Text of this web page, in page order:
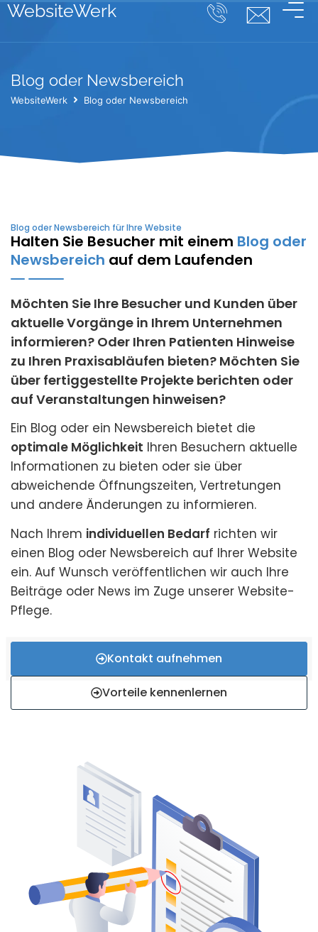
WebsiteWerk
Blog oder Newsbereich
WebsiteWerk Blog oder Newsbereich
Blog oder Newsbereich für Ihre Website
Halten Sie Besucher mit einem Blog oder
Newsbereich auf dem Laufenden
Möchten Sie Ihre Besucher und Kunden über
aktuelle Vorgänge in Ihrem Unternehmen
informieren? Oder Ihren Patienten Hinweise
zu Ihren Praxisabläufen bieten? Möchten Sie
über fertiggestellte Projekte berichten oder
auf Veranstaltungen hinweisen?
Ein Blog oder ein Newsbereich bietet die
optimale Möglichkeit Ihren Besuchern aktuelle
Informationen zu bieten oder sie über
abweichende Öffnungszeiten, Vertretungen
und andere Änderungen zu informieren.
Nach Ihrem individuellen Bedarf richten wir
einen Blog oder Newsbereich auf Ihrer Website
ein. Auf Wunsch veröffentlichen wir auch Ihre
Beiträge oder News im Zuge unserer Website-
Pflege.
Kontakt aufnehmen
Vorteile kennenlernen